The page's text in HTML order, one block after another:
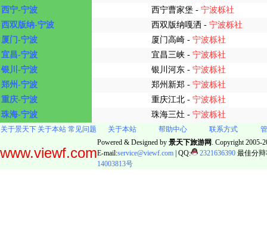
西宁-宁波
西宁曹家堡 - 宁波栎社
西双版纳-宁波
西双版纳嘎洒 - 宁波栎社
厦门-宁波
厦门高崎 - 宁波栎社
宜昌-宁波
宜昌三峡 - 宁波栎社
银川-宁波
银川河东 - 宁波栎社
郑州-宁波
郑州新郑 - 宁波栎社
重庆-宁波
重庆江北 - 宁波栎社
珠海-宁波
珠海三灶 - 宁波栎社
关于景天下 关于本站 常见问题 关于本站 帮助中心 联系方式
www.viewf.com
Powered & Designed by 景天下旅游网 . Copyright 2005-
E-mail:service@viewf.com | QQ: 2321636390 最佳分
14003813号